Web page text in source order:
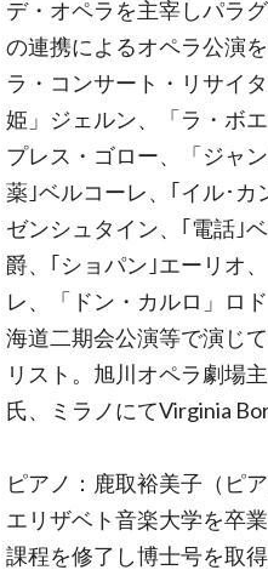
デ・オペラを主宰しパラ
の連携によるオペラ公演
ラ・コンサート・リサイ
姫」ジェルン、「ラ・ボ
プレス・ゴロー、「ジャ
薬｣ベルコーレ、｢イル･カ
ゼンシュタイン、｢電話｣
爵、｢ショパン｣エーリオ
レ、「ドン・カルロ」ロ
海道二期会公演等で演じ
リスト。旭川オペラ劇場
氏、ミラノにてVirginia
ピアノ：鹿取裕美子（ピア
エリザベト音楽大学を卒
課程を修了し博士号を取